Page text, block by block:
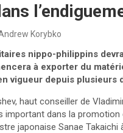
Korybko
nippo-philippins
à exporter du
vigueur depuis plusieurs
haut conseiller de
important dans la promotion
japonaise Sanae